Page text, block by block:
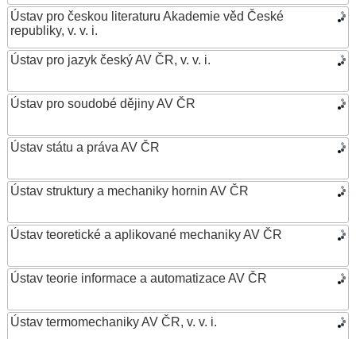
Ústav pro českou literaturu Akademie věd České
republiky, v. v. i.
Ústav pro jazyk český AV ČR, v. v. i.
Ústav pro soudobé dějiny AV ČR
Ústav státu a práva AV ČR
Ústav struktury a mechaniky hornin AV ČR
Ústav teoretické a aplikované mechaniky AV ČR
Ústav teorie informace a automatizace AV ČR
Ústav termomechaniky AV ČR, v. v. i.